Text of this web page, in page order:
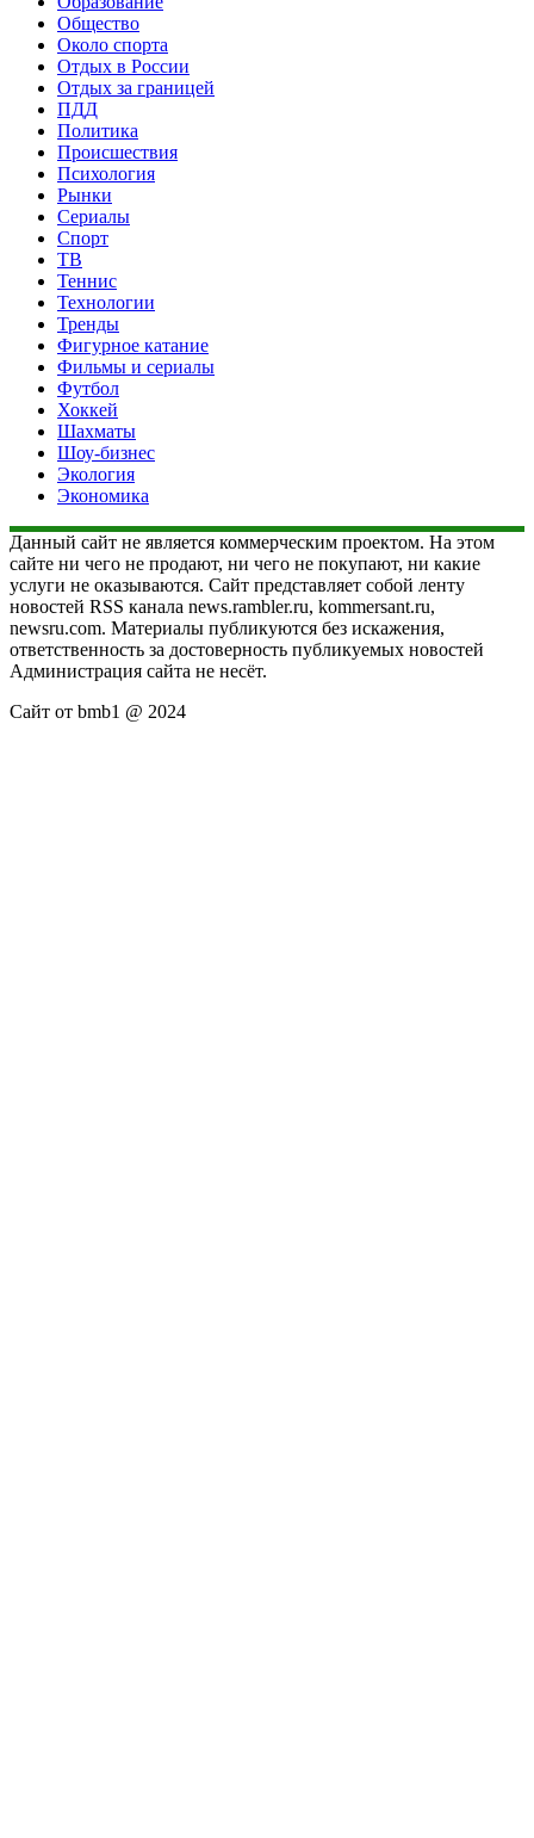
Общество
Около спорта
Отдых в России
Отдых за границей
ПДД
Политика
Происшествия
Психология
Рынки
Сериалы
Спорт
ТВ
Теннис
Технологии
Тренды
Фигурное катание
Фильмы и сериалы
Футбол
Хоккей
Шахматы
Шоу-бизнес
Экология
Экономика
Данный сайт не является коммерческим проектом. На этом
сайте ни чего не продают, ни чего не покупают, ни какие
услуги не оказываются. Сайт представляет собой ленту
новостей RSS канала news.rambler.ru, kommersant.ru,
newsru.com. Материалы публикуются без искажения,
ответственность за достоверность публикуемых новостей
Администрация сайта не несёт.
Сайт от bmb1 @ 2024